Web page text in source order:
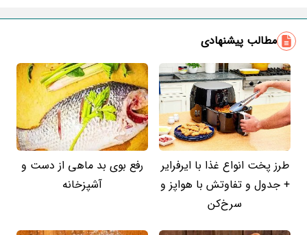
مطالب پیشنهادی
طرز پخت انواع غذا با ایرفرایر
+ جدول و تفاوتش با هواپز و
سرخ‌کن
رفع بوی بد ماهی از دست و
آشپزخانه